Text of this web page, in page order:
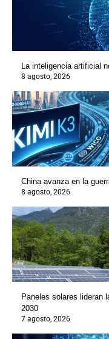
La inteligencia artificial
8 agosto, 2026
China avanza en la
8 agosto, 2026
Paneles solares lideran
2030
7 agosto, 2026